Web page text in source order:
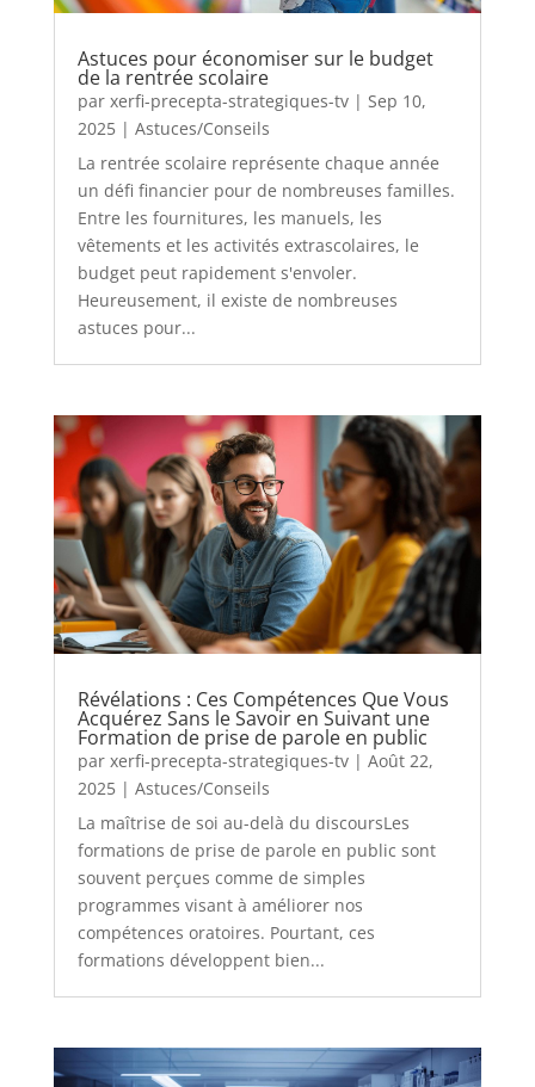
Astuces pour économiser sur le budget
de la rentrée scolaire
par xerfi-precepta-strategiques-tv| Sep 10,
2025| Astuces/Conseils
La rentrée scolaire représente chaque année
un défi financier pour de nombreuses familles.
Entre les fournitures, les manuels, les
vêtements et les activités extrascolaires, le
budget peut rapidement s'envoler.
Heureusement, il existe de nombreuses
astuces pour...
Révélations : Ces Compétences Que Vous
Acquérez Sans le Savoir en Suivant une
Formation de prise de parole en public
par xerfi-precepta-strategiques-tv| Août 22,
2025| Astuces/Conseils
La maîtrise de soi au-delà du discoursLes
formations de prise de parole en public sont
souvent perçues comme de simples
programmes visant à améliorer nos
compétences oratoires. Pourtant, ces
formations développent bien...